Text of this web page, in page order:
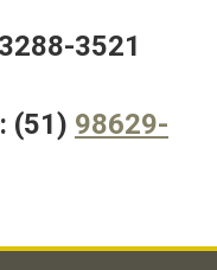
3521
(51) 98629-